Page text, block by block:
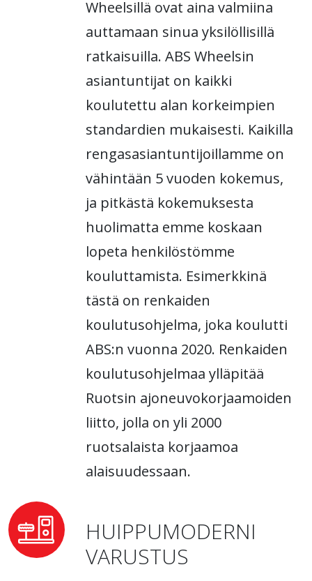
Wheelsillä ovat aina valmiina
auttamaan sinua yksilöllisillä
ratkaisuilla. ABS Wheelsin
asiantuntijat on kaikki
koulutettu alan korkeimpien
standardien mukaisesti. Kaikilla
rengasasiantuntijoillamme on
vähintään 5 vuoden kokemus,
ja pitkästä kokemuksesta
huolimatta emme koskaan
lopeta henkilöstömme
kouluttamista. Esimerkkinä
tästä on renkaiden
koulutusohjelma, joka koulutti
ABS:n vuonna 2020. Renkaiden
koulutusohjelmaa ylläpitää
Ruotsin ajoneuvokorjaamoiden
liitto, jolla on yli 2000
ruotsalaista korjaamoa
alaisuudessaan.
HUIPPUMODERNI
VARUSTUS